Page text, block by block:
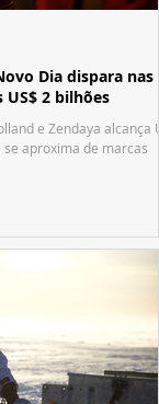
Dia dispara nas
2 bilhões
e Zendaya alcança
aproxima de marcas